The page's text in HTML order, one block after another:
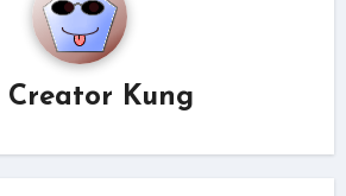
Creator Kung